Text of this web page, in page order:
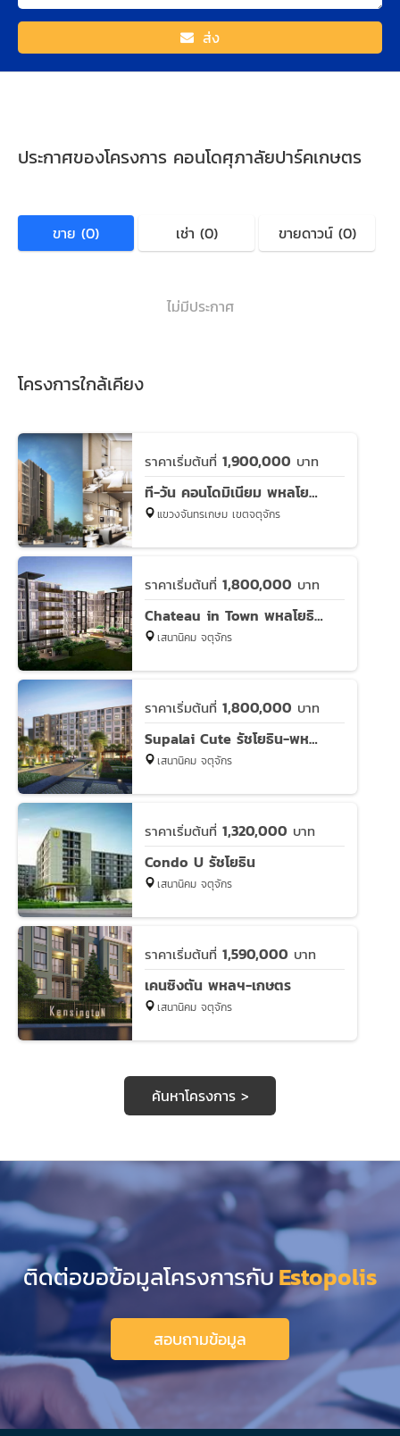
ส่ง
ประกาศของโครงการ คอนโดศุภาลัยปาร์คเกษตร
ขาย (0) เช่า (0) ขายดาวน์ (0)
ไม่มีประกาศ
โครงการใกล้เคียง
ราคาเริ่มต้นที่ 1,900,000 บาท
ที-วัน คอนโดมิเนียม พหลโยธิน 32
แขวงจันทรเกษม เขตจตุจักร
ราคาเริ่มต้นที่ 1,800,000 บาท
Chateau in Town พหลโยธิน 32
เสนานิคม จตุจักร
ราคาเริ่มต้นที่ 1,800,000 บาท
Supalai Cute รัชโยธิน-พหลโยธิน 34
เสนานิคม จตุจักร
ราคาเริ่มต้นที่ 1,320,000 บาท
Condo U รัชโยธิน
เสนานิคม จตุจักร
ราคาเริ่มต้นที่ 1,590,000 บาท
เคนซิงตัน พหลฯ-เกษตร
เสนานิคม จตุจักร
ค้นหาโครงการ >
ติดต่อขอข้อมูลโครงการกับEstopolis
สอบถามข้อมูล